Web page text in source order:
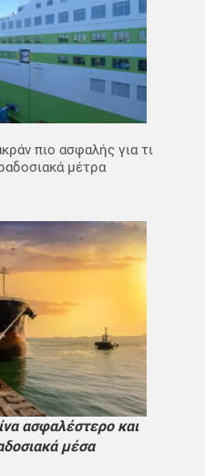
πιο ασφαλής για τι
μέτρα
ασφαλέστερο και
μέσα